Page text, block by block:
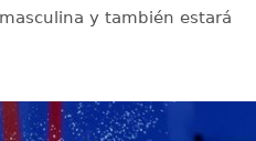
y también estará